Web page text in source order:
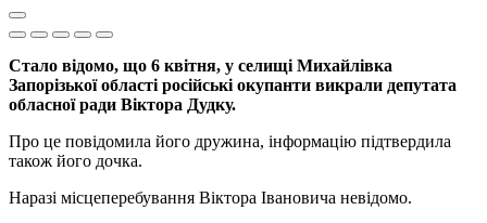
Стало відомо, що 6 квітня, у селищі Михайлівка
Запорізької області російські окупанти викрали депутата
обласної ради Віктора Дудку.
Про це повідомила його дружина, інформацію підтвердила
також його дочка.
Наразі місцеперебування Віктора Івановича невідомо.